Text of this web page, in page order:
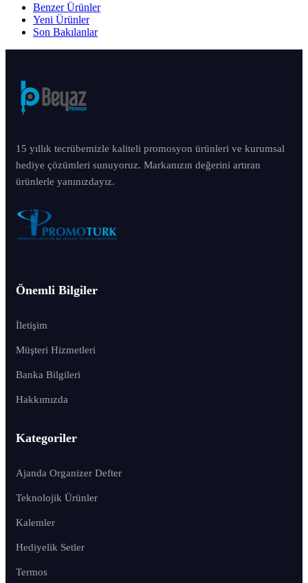
Benzer Ürünler
Yeni Ürünler
Son Bakılanlar
15 yıllık tecrübemizle kaliteli promosyon ürünleri ve kurumsal
hediye çözümleri sunuyoruz. Markanızın değerini artıran
ürünlerle yanınızdayız.
Önemli Bilgiler
İletişim
Müşteri Hizmetleri
Banka Bilgileri
Hakkımızda
Kategoriler
Ajanda Organizer Defter
Teknolojik Ürünler
Kalemler
Hediyelik Setler
Termos